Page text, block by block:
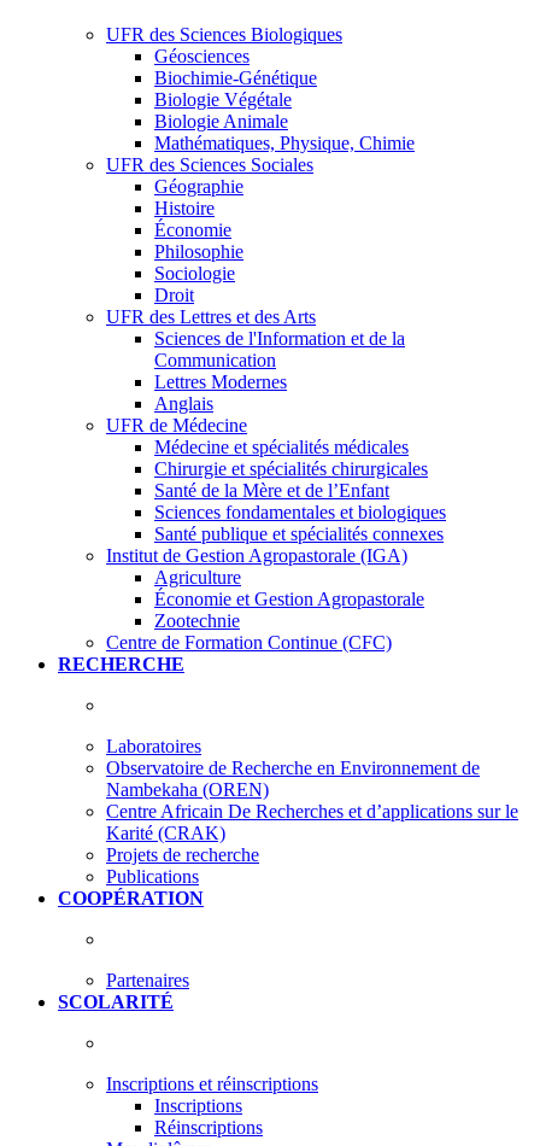
UFR des Sciences Biologiques
Géosciences
Biochimie-Génétique
Biologie Végétale
Biologie Animale
Mathématiques, Physique, Chimie
UFR des Sciences Sociales
Géographie
Histoire
Économie
Philosophie
Sociologie
Droit
UFR des Lettres et des Arts
Sciences de l'Information et de la
Communication
Lettres Modernes
Anglais
UFR de Médecine
Médecine et spécialités médicales
Chirurgie et spécialités chirurgicales
Santé de la Mère et de l’Enfant
Sciences fondamentales et biologiques
Santé publique et spécialités connexes
Institut de Gestion Agropastorale (IGA)
Agriculture
Économie et Gestion Agropastorale
Zootechnie
Centre de Formation Continue (CFC)
RECHERCHE
Laboratoires
Observatoire de Recherche en Environnement de
Nambekaha (OREN)
Centre Africain De Recherches et d’applications sur le
Karité (CRAK)
Projets de recherche
Publications
COOPÉRATION
Partenaires
SCOLARITÉ
Inscriptions et réinscriptions
Inscriptions
Réinscriptions